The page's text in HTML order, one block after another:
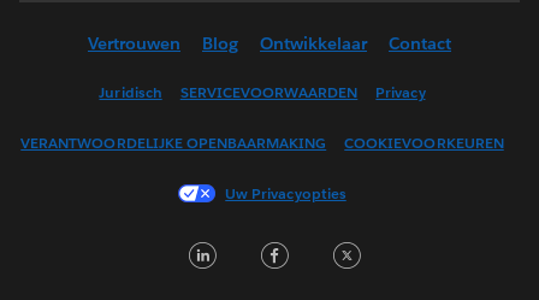
English (UK)
Français (Canada)
Français (France)
日本語
Vertrouwen Blog Ontwikkelaar Contact
Juridisch SERVICEVOORWAARDEN Privacy
VERANTWOORDELIJKE OPENBAARMAKING COOKIEVOORKEUREN
Uw Privacyopties
LinkedInFacebook